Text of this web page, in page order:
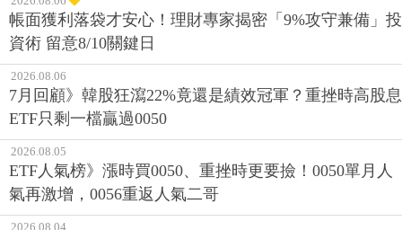
帳面獲利落袋才安心！理財專家揭密「9%攻守兼備」投
資術 留意8/10關鍵日
2026.08.06
7月回顧》韓股狂瀉22%竟還是績效冠軍？重挫時高股息
ETF只剩一檔贏過0050
2026.08.05
ETF人氣榜》漲時買0050、重挫時更要撿！0050單月人
氣再激增，0056重返人氣二哥
2026.08.04